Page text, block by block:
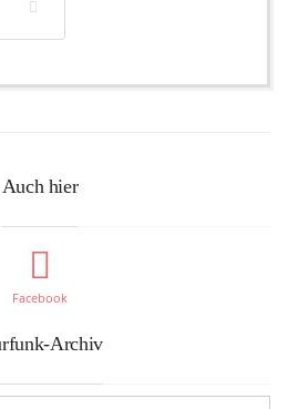
Auch hier
Facebook
Archiv